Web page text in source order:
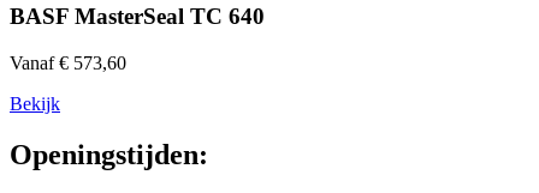
BASF MasterSeal TC 640
Vanaf € 573,60
Bekijk
Openingstijden: